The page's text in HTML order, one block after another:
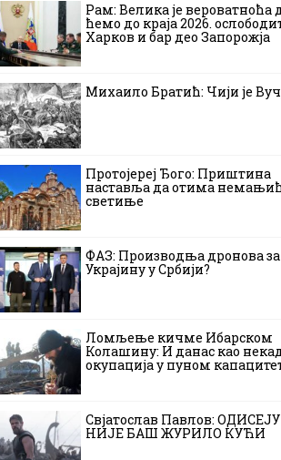
Рам: Велика је вероватноћа
ћемо до краја 2026.
Харков и бар део Запорожја
Михаило Братић: Чији је
Протојереј Ђого: Приштина
наставља да отима
светиње
ФАЗ: Производња дронова за
Украјину у Србији?
Ломљење кичме Ибарском
Колашину: И данас као
окупација у пуном
Свјатослав Павлов:
НИЈЕ БАШ ЖУРИЛО КУЋИ